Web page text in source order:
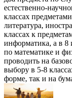
естественно-
классах
литература,
классах к
информатика, а в 8
по математике и
проводить на
выбору в 5-8
форме, так и на